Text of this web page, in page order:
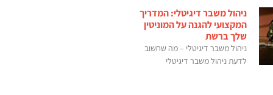
ניהול משבר דיגיטלי: המדריך
המקצועי להגנה על המוניטין
שלך ברשת
ניהול משבר דיגיטלי – מה שחשוב
לדעת ניהול משבר דיגיטלי